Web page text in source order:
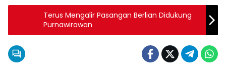
Terus Mengalir Pasangan Berlian Didukung
Purnawirawan